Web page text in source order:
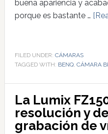
buena apariencia y
porque es bastante …
FILED UNDER: CÁMARAS
TAGGED WITH: BENQ, CÁMARA
La Lumix
resolución y
grabación de